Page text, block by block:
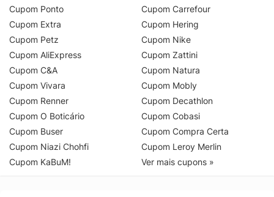
Cupom Ponto
Cupom Extra
Cupom Petz
Cupom AliExpress
Cupom C&A
Cupom Vivara
Cupom Renner
Cupom O Boticário
Cupom Buser
Cupom Niazi Chohfi
Cupom KaBuM!
Cupom Carrefour
Cupom Hering
Cupom Nike
Cupom Zattini
Cupom Natura
Cupom Mobly
Cupom Decathlon
Cupom Cobasi
Cupom Compra Certa
Cupom Leroy Merlin
Ver mais cupons »